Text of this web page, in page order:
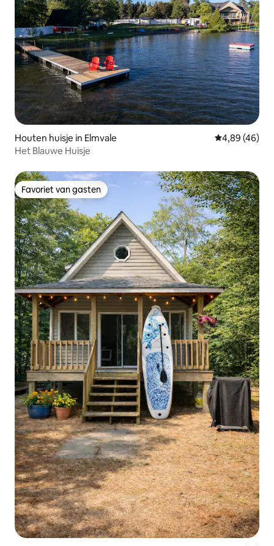
Houten huisje in Elmvale Gemiddelde
4,89 (46)
Het Blauwe Huisje
Favoriet van gasten
Favoriet van gasten